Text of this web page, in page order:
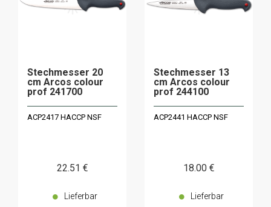
Stechmesser 20
cm Arcos colour
prof 241700
ACP2417 HACCP NSF
22.51 €
Lieferbar
Stechmesser 13
cm Arcos colour
prof 244100
ACP2441 HACCP NSF
18.00 €
Lieferbar